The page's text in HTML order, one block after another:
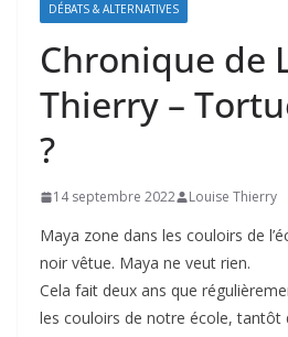
DÉBATS & ALTERNATIVES
Chronique de
Thierry –
?
14 septembre 2022 Louise Thierry
Maya zone dans les couloirs de
noir vêtue. Maya ne veut rien.
Cela fait deux ans que
les couloirs de notre école, tantôt